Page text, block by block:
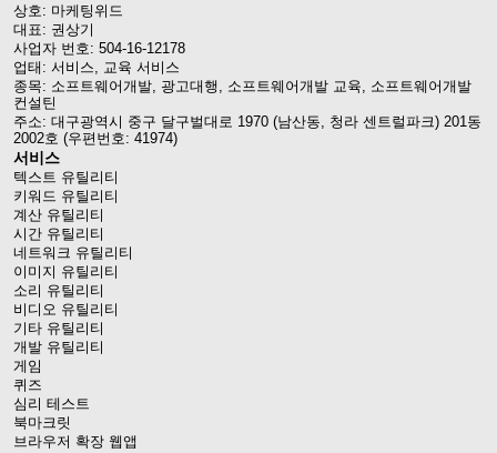
상호: 마케팅위드
대표: 권상기
사업자 번호: 504-16-12178
업태: 서비스, 교육 서비스
종목: 소프트웨어개발, 광고대행, 소프트웨어개발 교육, 소프트웨어개발
컨설틴
주소: 대구광역시 중구 달구벌대로 1970 (남산동, 청라 센트럴파크) 201동
2002호 (우편번호: 41974)
서비스
텍스트 유틸리티
키워드 유틸리티
계산 유틸리티
시간 유틸리티
네트워크 유틸리티
이미지 유틸리티
소리 유틸리티
비디오 유틸리티
기타 유틸리티
개발 유틸리티
게임
퀴즈
심리 테스트
북마크릿
브라우저 확장 웹앱